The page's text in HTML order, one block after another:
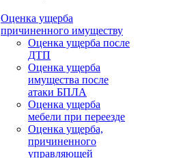
Оценка ущерба
причиненного имуществу
Оценка ущерба после
ДТП
Оценка ущерба
имущества после
атаки БПЛА
Оценка ущерба
мебели при переезде
Оценка ущерба,
причиненного
управляющей